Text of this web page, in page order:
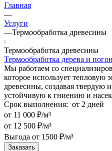
Главная
—
Услуги
—Термообработка древесины
Термообработка древесины
Термообработка дерева и
Мы работаем со
которое использует тепловую
древесины, создавая твердую
устойчивую к гниению и
Срок выполнения: от 2 дней
от 11 000 ₽/м³
от 12 500 ₽/м³
Выгода от 1500 ₽/м³
Заказать